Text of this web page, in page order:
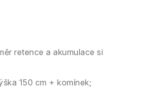
retence a akumulace si
150 cm + komínek;